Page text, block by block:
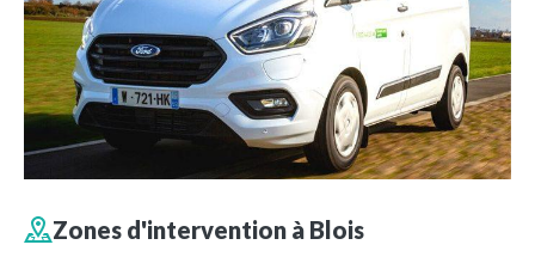
Zones d'intervention à Blois